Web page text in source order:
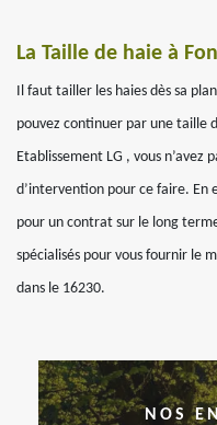
La Taille de haie à
Il faut tailler les haies dès sa
pouvez continuer par une taille
Etablissement LG , vous n’avez
d’intervention pour ce faire. En
pour un contrat sur le long
spécialisés pour vous fournir le
dans le 16230.
NOS